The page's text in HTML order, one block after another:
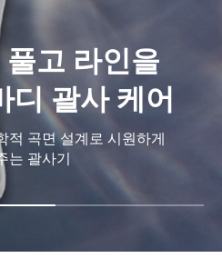
을 위한 롤링
케어
부위를 집중적으로 관리하는
리밍 롤러